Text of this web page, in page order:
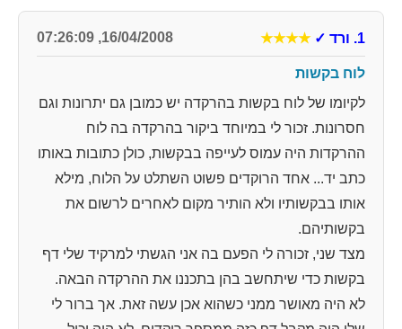
1. ורד ✓
★★★★
16/04/2008, 07:26:09
לוח בקשות
לקיומו של לוח בקשות בהרקדה יש כמובן גם יתרונות וגם
חסרונות. זכור לי במיוחד ביקור בהרקדה בה לוח
ההרקדות היה עמוס לעייפה בבקשות, כולן כתובות באותו
כתב יד... אחד הרוקדים פשוט השתלט על הלוח, מילא
אותו בבקשותיו ולא הותיר מקום לאחרים לרשום את
בקשותיהם.
מצד שני, זכורה לי הפעם בה אני הגשתי למרקיד שלי דף
בקשות כדי שיתחשב בהן בתכננו את ההרקדה הבאה.
לא היה מאושר ממני כשהוא אכן עשה זאת. אך ברור לי